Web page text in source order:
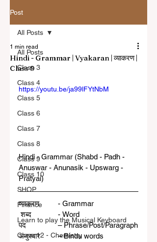
Post
All Posts
Class 3
Class 4
Class 5
Class 6
Class 7
Class 8
Class 9
Class 10
SHOP
Finance
Learn to play the Musical Keyboard
Class 12 - Chemistry
All Posts
Hindi - Grammar | Vyakaran | व्याकरण |
Class 9
1 min read
https://youtu.be/ja99lFYtNbM
Hindi - Grammar (Shabd - Padh -
Anuswar - Anunasik - Upswarg -
Pratyai)
व्याकरण 	- Grammar
शब्द 		- Word
पद 		– Phrase/Post/Paragraph
अनुस्वार 	– Bindu words